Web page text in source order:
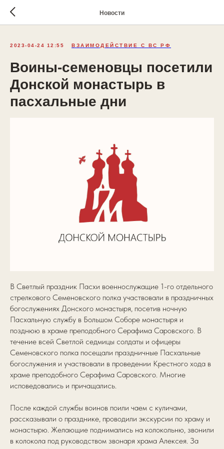
Новости
2023-04-24 12:55 ВЗАИМОДЕЙСТВИЕ С ВС РФ
Воины-семеновцы посетили
Донской монастырь в
пасхальные дни
В Светлый праздник Пасхи военнослужащие 1-го отдельного
стрелкового Семеновского полка участвовали в праздничных
богослужениях Донского монастыря, посетив ночную
Пасхальную службу в Большом Соборе монастыря и
позднюю в храме преподобного Серафима Саровского. В
течение всей Светлой седмицы солдаты и офицеры
Семеновского полка посещали праздничные Пасхальные
богослужения и участвовали в проведении Крестного хода в
храме преподобного Серафима Саровского. Многие
исповедовались и причащались.
После каждой службы воинов поили чаем с куличами,
рассказывали о празднике, проводили экскурсии по храму и
монастырю. Желающие поднимались на колокольню, звонили
в колокола под руководством звонаря храма Алексея. За